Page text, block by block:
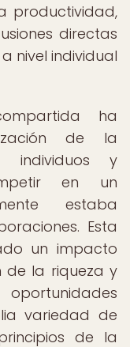
productividad,
directas
nivel individual
ha
de la
individuos y
en un
estaba
Esta
un impacto
de la riqueza y
variedad de
de la